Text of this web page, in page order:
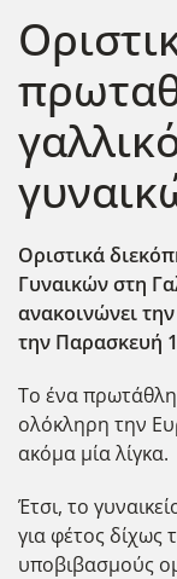
Οριστικά
Γυναικών στη
ανακοινώνει
την Παρασκευή
Το ένα
ολόκληρη την
ακόμα μία λίγκα.
Έτσι, το
για φέτος δίχως
υποβιβασμούς